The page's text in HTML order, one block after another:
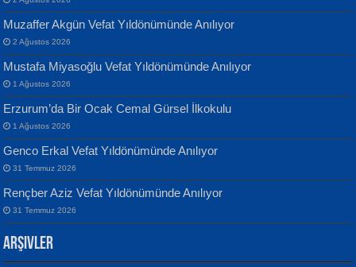
Sultan Olmadan Önce Eyüp...
EKREM KARABABA
Defterimden İçeri...
İsmail Aydos
İnkisar...
Muzaffer Akgün Vefat Yıldönümünde Anılıyor
2 Ağustos 2026
Mustafa Miyasoğlu Vefat Yıldönümünde Anılıyor
1 Ağustos 2026
Erzurum’da Bir Ocak Cemal Gürsel İlkokulu
1 Ağustos 2026
Genco Erkal Vefat Yıldönümünde Anılıyor
31 Temmuz 2026
Rençber Aziz Vefat Yıldönümünde Anılıyor
31 Temmuz 2026
Arşivler